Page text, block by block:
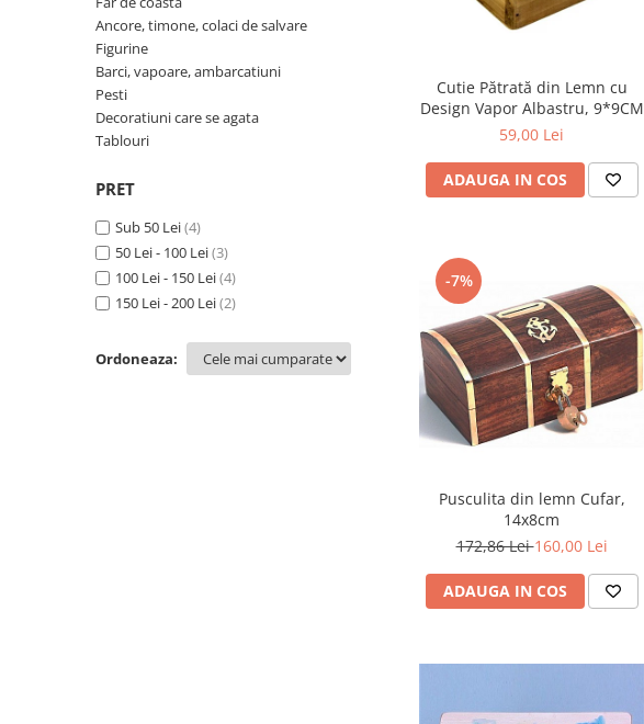
Barci, vapoare, ambarcatiuni
Decoratiuni care se agata
Ancore, timone, colaci de salvare
Figurine
Barci, vapoare, ambarcatiuni
Pesti
Decoratiuni care se agata
Tablouri
PRET
Sub 50 Lei(4)
50 Lei - 100 Lei(3)
100 Lei - 150 Lei(4)
150 Lei - 200 Lei(2)
Ordoneaza:
Cutie Pătrată din Lemn cu
Design Vapor Albastru, 9*9CM
59,00 Lei
ADAUGA IN COS
-7%
Pusculita din lemn Cufar,
14x8cm
172,86 Lei160,00 Lei
ADAUGA IN COS